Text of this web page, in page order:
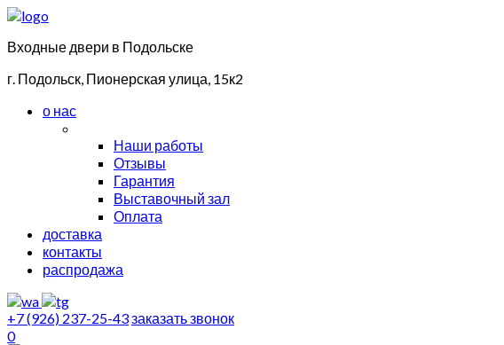
Входные двери в Подольске
г. Подольск, Пионерская улица, 15к2
о нас
Наши работы
Отзывы
Гарантия
Выставочный зал
Оплата
доставка
контакты
распродажа
+7 (926) 237-25-43заказать звонок
0